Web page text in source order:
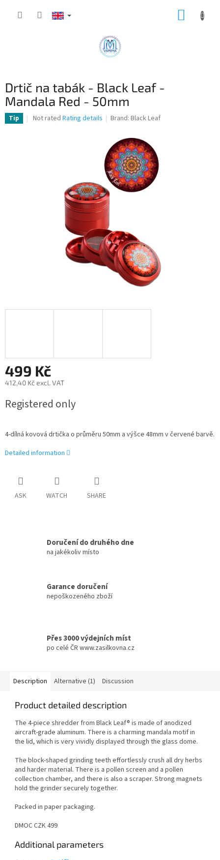
Drtič na tabák - Black Leaf -
Mandala Red - 50mm
Tip
The
Not rated Rating details Brand:Black Leaf
499 Kč
412,40 Kč excl. VAT
price:
Registered only
4-dílná kovová drtička o průměru 50mm a výšce 48mm v červené barvě.
Detailed information
ASK WATCH SHARE
Doručení do druhého dne
na jakékoliv místo
Garance doručení
nepoškozeného zboží
Přes 3000 výdejních míst
po celé ČR www.zasilkovna.cz
Description Alternative (1) Discussion
Product detailed description
The 4-piece shredder from Black Leaf® is made of anodized
aircraft-grade aluminum. There is a charming mandala motif in
the lid, which is very vividly displayed through the glass dome.
The block-shaped grinding teeth effortlessly crush all dry herbs
and harder material. There is a pollen screen and a pollen
collection chamber, and there is also a scraper. Strong magnets
hold the grinder securely together.
Packed in paper packaging.
DMOC CZK 499
Additional parameters